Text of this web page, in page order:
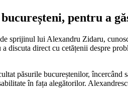
pentru a
sprijinul lui Alexandru Zidaru,
direct cu cetățenii despre
păsurile bucureștenilor, încercând
în fața alegătorilor.